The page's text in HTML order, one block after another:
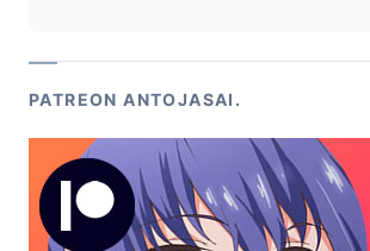
PATREON ANTOJASAI.